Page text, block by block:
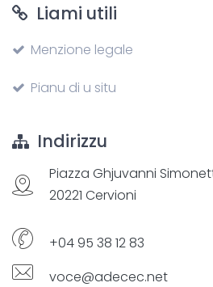
Liami utili
Menzione legale
Pianu di u situ
Indirizzu
Piazza Ghjuvanni
20221 Cervioni
+04 95 38 12 83
voce@adecec.net